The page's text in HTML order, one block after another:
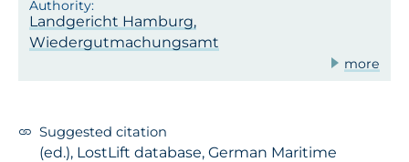
Landgericht Hamburg,
Wiedergutmachungsamt
more
Suggested citation
(ed.), LostLift database, German Maritime